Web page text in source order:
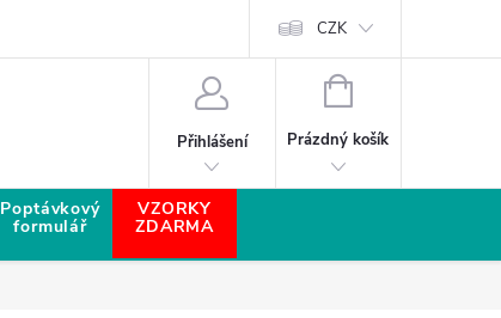
CZK
Přihlášení
NÁKUPNÍ KOŠÍK
Prázdný košík
Poptávkový
formulář
VZORKY
ZDARMA